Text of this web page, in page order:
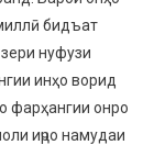
бидъат
нуфузи
инҳо ворид
фарҳангии онро
иҷро намудаи